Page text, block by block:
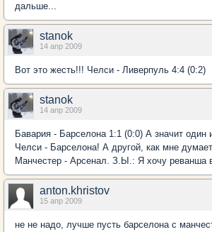
дальше...
stanok
14 апр 2009
Вот это жесть!!! Челси - Ливерпуль 4:4 (0:2)
stanok
14 апр 2009
Бавария - Барселона 1:1 (0:0) А значит один
Челси - Барселона! А другой, как мне
Манчестер - Арсенал. З.Ы.: Я хочу реванша
anton.khristov
15 апр 2009
не не надо, лучше пусть барселона с